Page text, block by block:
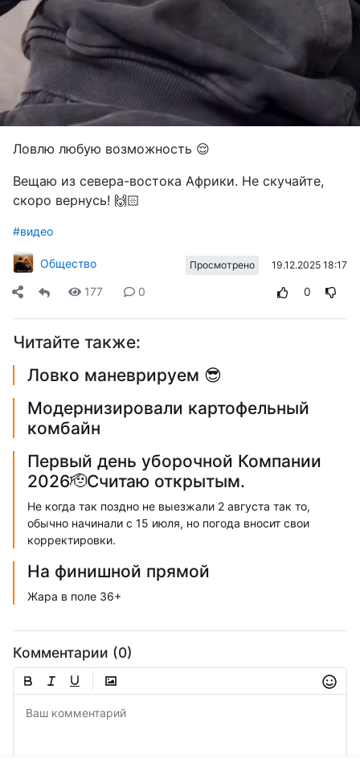
Ловлю любую возможность 😌
Вещаю из севера-востока Африки. Не скучайте,
скоро вернусь! 🙌🏻
#видео
Общество Просмотрено 19.12.2025 18:17
177 0 0
Читайте также:
Ловко маневрируем 😎
Модернизировали картофельный
комбайн
Первый день уборочной Компании
2026🫡Считаю открытым.
Не когда так поздно не выезжали 2 августа так то,
обычно начинали с 15 июля, но погода вносит свои
корректировки.
На финишной прямой
Жара в поле 36+
Комментарии (0)